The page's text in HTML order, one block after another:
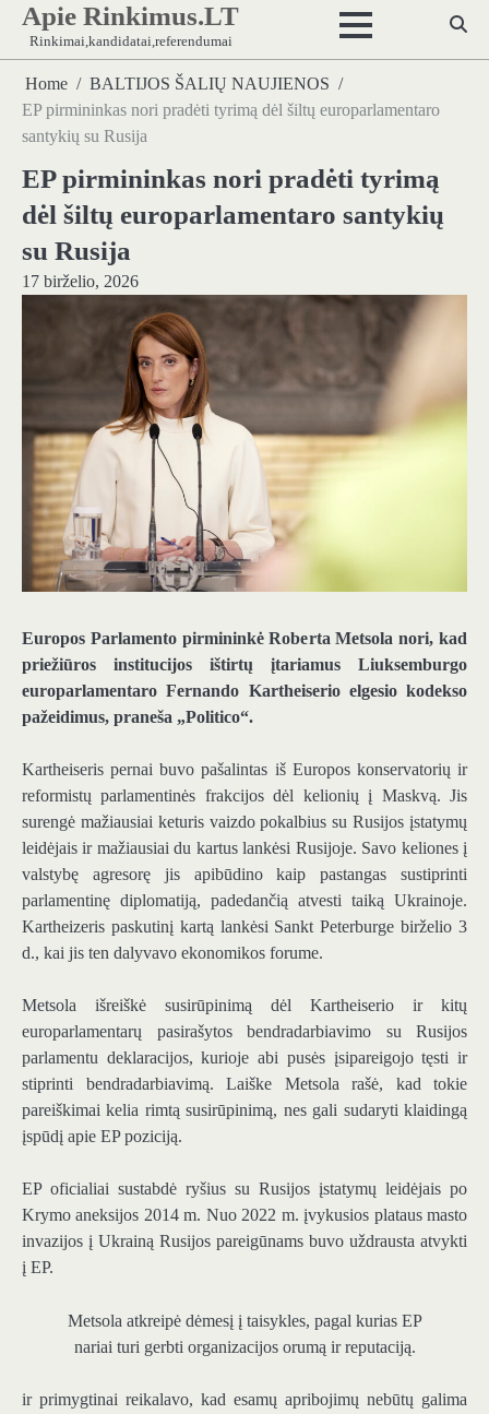
Skip
content
Apie Rinkimus.LT
Rinkimai,kandidatai,referendumai
Home
BALTIJOS ŠALIŲ NAUJIENOS
EP pirmininkas nori pradėti tyrimą dėl šiltų europarlamentaro
santykių su Rusija
EP pirmininkas nori pradėti tyrimą
dėl šiltų europarlamentaro santykių
su Rusija
17 birželio, 2026
Europos Parlamento pirmininkė Roberta Metsola nori, kad
priežiūros institucijos ištirtų įtariamus Liuksemburgo
europarlamentaro Fernando Kartheiserio elgesio kodekso
pažeidimus, praneša „Politico“.
Kartheiseris pernai buvo pašalintas iš Europos konservatorių ir
reformistų parlamentinės frakcijos dėl kelionių į Maskvą. Jis
surengė mažiausiai keturis vaizdo pokalbius su Rusijos įstatymų
leidėjais ir mažiausiai du kartus lankėsi Rusijoje. Savo keliones į
valstybę agresorę jis apibūdino kaip pastangas sustiprinti
parlamentinę diplomatiją, padedančią atvesti taiką Ukrainoje.
Kartheizeris paskutinį kartą lankėsi Sankt Peterburge birželio 3
d., kai jis ten dalyvavo ekonomikos forume.
Metsola išreiškė susirūpinimą dėl Kartheiserio ir kitų
europarlamentarų pasirašytos bendradarbiavimo su Rusijos
parlamentu deklaracijos, kurioje abi pusės įsipareigojo tęsti ir
stiprinti bendradarbiavimą. Laiške Metsola rašė, kad tokie
pareiškimai kelia rimtą susirūpinimą, nes gali sudaryti klaidingą
įspūdį apie EP poziciją.
EP oficialiai sustabdė ryšius su Rusijos įstatymų leidėjais po
Krymo aneksijos 2014 m. Nuo 2022 m. įvykusios plataus masto
invazijos į Ukrainą Rusijos pareigūnams buvo uždrausta atvykti
į EP.
Metsola atkreipė dėmesį į taisykles, pagal kurias EP
nariai turi gerbti organizacijos orumą ir reputaciją.
ir primygtinai reikalavo, kad esamų apribojimų nebūtų galima